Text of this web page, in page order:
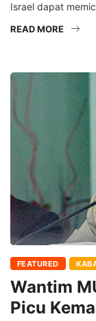
Israel dapat
READ MORE
FEATURED
Wantim
Picu